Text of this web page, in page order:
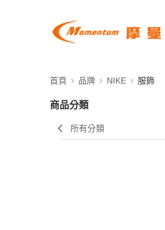
首頁 品牌 NIKE 服飾
商品分類
所有分類